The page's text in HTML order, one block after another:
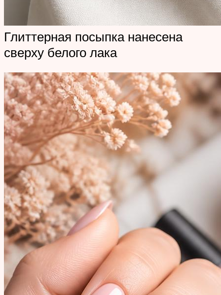
Глиттерная посыпка нанесена
сверху белого лака